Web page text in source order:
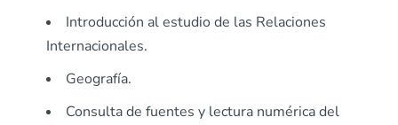
Introducción al estudio de las Relaciones
Internacionales.
Geografía.
Consulta de fuentes y lectura numérica del